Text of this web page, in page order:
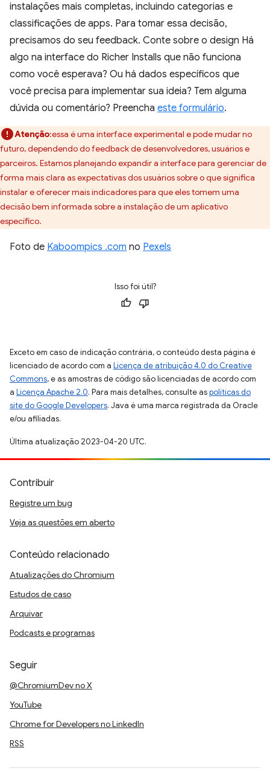
instalações mais completas, incluindo categorias e
classificações de apps. Para tomar essa decisão,
precisamos do seu feedback. Conte sobre o design Há
algo na interface do Richer Installs que não funciona
como você esperava? Ou há dados específicos que
você precisa para implementar sua ideia? Tem alguma
dúvida ou comentário? Preencha este formulário.
Atenção:essa é uma interface experimental e pode mudar no
futuro, dependendo do feedback de desenvolvedores, usuários e
parceiros. Estamos planejando expandir a interface para gerenciar de
forma mais clara as expectativas dos usuários sobre o que significa
instalar e oferecer mais indicadores para que eles tomem uma
decisão bem informada sobre a instalação de um aplicativo
específico.
Foto de Kaboompics .com no Pexels
Isso foi útil?
Exceto em caso de indicação contrária, o conteúdo desta página é
licenciado de acordo com a Licença de atribuição 4.0 do Creative
Commons, e as amostras de código são licenciadas de acordo com
a Licença Apache 2.0. Para mais detalhes, consulte aspolíticas do
site do Google Developers. Java é uma marca registrada da Oracle
e/ou afiliadas.
Última atualização 2023-04-20 UTC.
Contribuir
Registre um bug
Veja as questões em aberto
Conteúdo relacionado
Atualizações do Chromium
Estudos de caso
Arquivar
Podcasts e programas
Seguir
@ChromiumDev no X
YouTube
Chrome for Developers no LinkedIn
RSS